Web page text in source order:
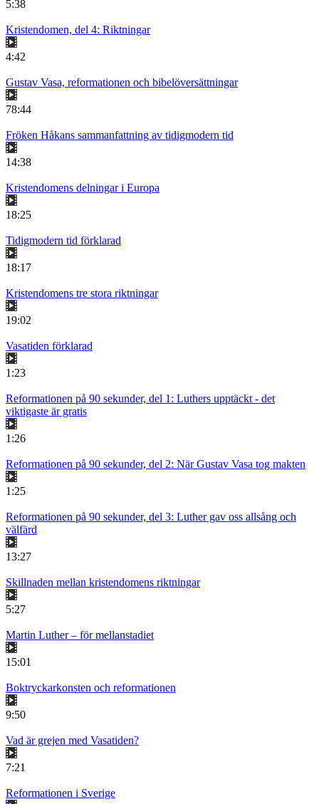
5:38
Kristendomen, del 4: Riktningar
4:42
Gustav Vasa, reformationen och bibelöversättningar
78:44
Fröken Håkans sammanfattning av tidigmodern tid
14:38
Kristendomens delningar i Europa
18:25
Tidigmodern tid förklarad
18:17
Kristendomens tre stora riktningar
19:02
Vasatiden förklarad
1:23
Reformationen på 90 sekunder, del 1: Luthers upptäckt - det
viktigaste är gratis
1:26
Reformationen på 90 sekunder, del 2: När Gustav Vasa tog makten
1:25
Reformationen på 90 sekunder, del 3: Luther gav oss allsång och
välfärd
13:27
Skillnaden mellan kristendomens riktningar
5:27
Martin Luther – för mellanstadiet
15:01
Boktryckarkonsten och reformationen
9:50
Vad är grejen med Vasatiden?
7:21
Reformationen i Sverige